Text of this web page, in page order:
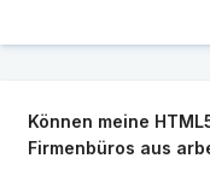
Können meine
Firmenbüros aus